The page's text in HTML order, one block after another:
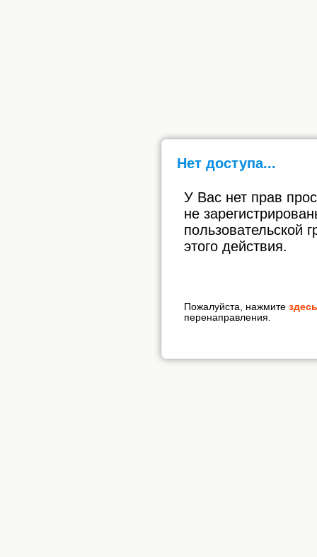
Нет доступа...
У Вас нет прав
не
пользовательской
этого действия.
Пожалуйста, нажмите здесь
перенаправления.